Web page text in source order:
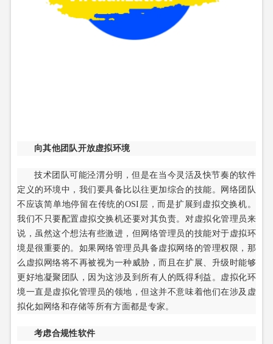
向其他团队开放虚拟环境
技术团队可能泾渭分明，但是在当今灵活及快节奏的软件
定义的环境中，我们要具备比以往更加综合的技能。网络团队
不应该简单地停留在传统的OSI层，而是扩展到虚拟交换机。
我们不只要配置虚拟交换机还要对其负责。对虚拟化管理员来
说，虽然这个想法有些激进，但网络管理员的技能对于虚拟环
境是很重要的。如果网络管理员具备虚拟网络的管理权限，那
么虚拟网络将不再被视为一种威胁，而且在扩展、升级时能够
更好地凝聚团队，因为这涉及到所有人的既得利益。虚拟化环
境一直是虚拟化管理员的领地，但这并不意味着他们在涉及虚
拟化如网络和存储等所有方面都是专家。
考虑合规性软件